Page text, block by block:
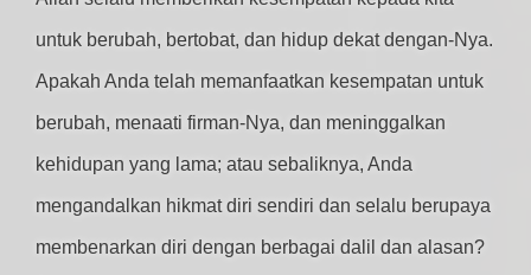
untuk berubah, bertobat, dan hidup dekat dengan-Nya.
Apakah Anda telah memanfaatkan kesempatan untuk
berubah, menaati firman-Nya, dan meninggalkan
kehidupan yang lama; atau sebaliknya, Anda
mengandalkan hikmat diri sendiri dan selalu berupaya
membenarkan diri dengan berbagai dalil dan alasan?